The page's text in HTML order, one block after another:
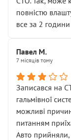
повністю
все за 2
Павел М.
7 місяців тому
Записався на
гальмівної
можливі
питанням
Авто прийняли,